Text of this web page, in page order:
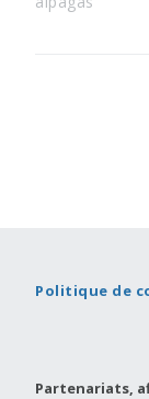
Politique de
Partenariats,